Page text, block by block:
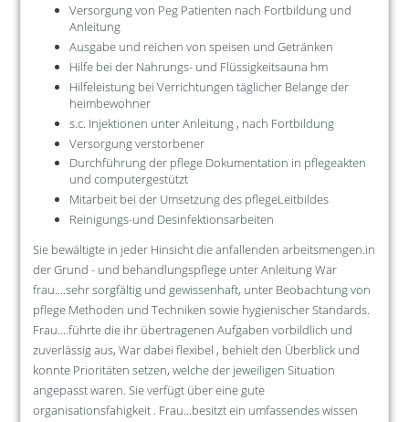
Versorgung von Peg Patienten nach Fortbildung und
Anleitung
Ausgabe und reichen von speisen und Getränken
Hilfe bei der Nahrungs- und Flüssigkeitsauna hm
Hilfeleistung bei Verrichtungen täglicher Belange der
heimbewohner
s.c. Injektionen unter Anleitung , nach Fortbildung
Versorgung verstorbener
Durchführung der pflege Dokumentation in pflegeakten
und computergestützt
Mitarbeit bei der Umsetzung des pflegeLeitbildes
Reinigungs-und Desinfektionsarbeiten
Sie bewältigte in jeder Hinsicht die anfallenden arbeitsmengen.in
der Grund - und behandlungspflege unter Anleitung War
frau....sehr sorgfältig und gewissenhaft, unter Beobachtung von
pflege Methoden und Techniken sowie hygienischer Standards.
Frau....führte die ihr übertragenen Aufgaben vorbildlich und
zuverlässig aus, War dabei flexibel , behielt den Überblick und
konnte Prioritäten setzen, welche der jeweiligen Situation
angepasst waren. Sie verfügt über eine gute
organisationsfahigkeit . Frau...besitzt ein umfassendes wissen